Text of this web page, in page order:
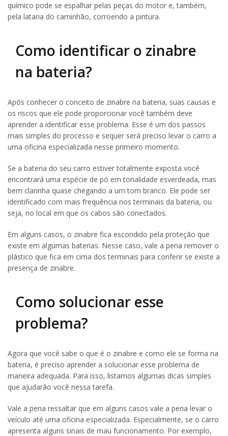
químico pode se espalhar pelas peças do motor e, também,
pela lataria do caminhão, corroendo a pintura.
Como identificar o zinabre
na bateria?
Após conhecer o conceito de zinabre na bateria, suas causas e
os riscos que ele pode proporcionar você também deve
aprender a identificar esse problema. Esse é um dos passos
mais simples do processo e sequer será preciso levar o carro a
uma oficina especializada nesse primeiro momento.
Se a bateria do seu carro estiver totalmente exposta você
encontrará uma espécie de pó em tonalidade esverdeada, mas
bem clarinha quase chegando a um tom branco. Ele pode ser
identificado com mais frequência nos terminais da bateria, ou
seja, no local em que os cabos são conectados.
Em alguns casos, o zinabre fica escondido pela proteção que
existe em algumas baterias. Nesse caso, vale a pena remover o
plástico que fica em cima dos terminais para conferir se existe a
presença de zinabre.
Como solucionar esse
problema?
Agora que você sabe o que é o zinabre e como ele se forma na
bateria, é preciso aprender a solucionar esse problema de
maneira adequada. Para isso, listamos algumas dicas simples
que ajudarão você nessa tarefa.
Vale a pena ressaltar que em alguns casos vale a pena levar o
veículo até uma oficina especializada. Especialmente, se o carro
apresenta alguns sinais de mau funcionamento. Por exemplo,